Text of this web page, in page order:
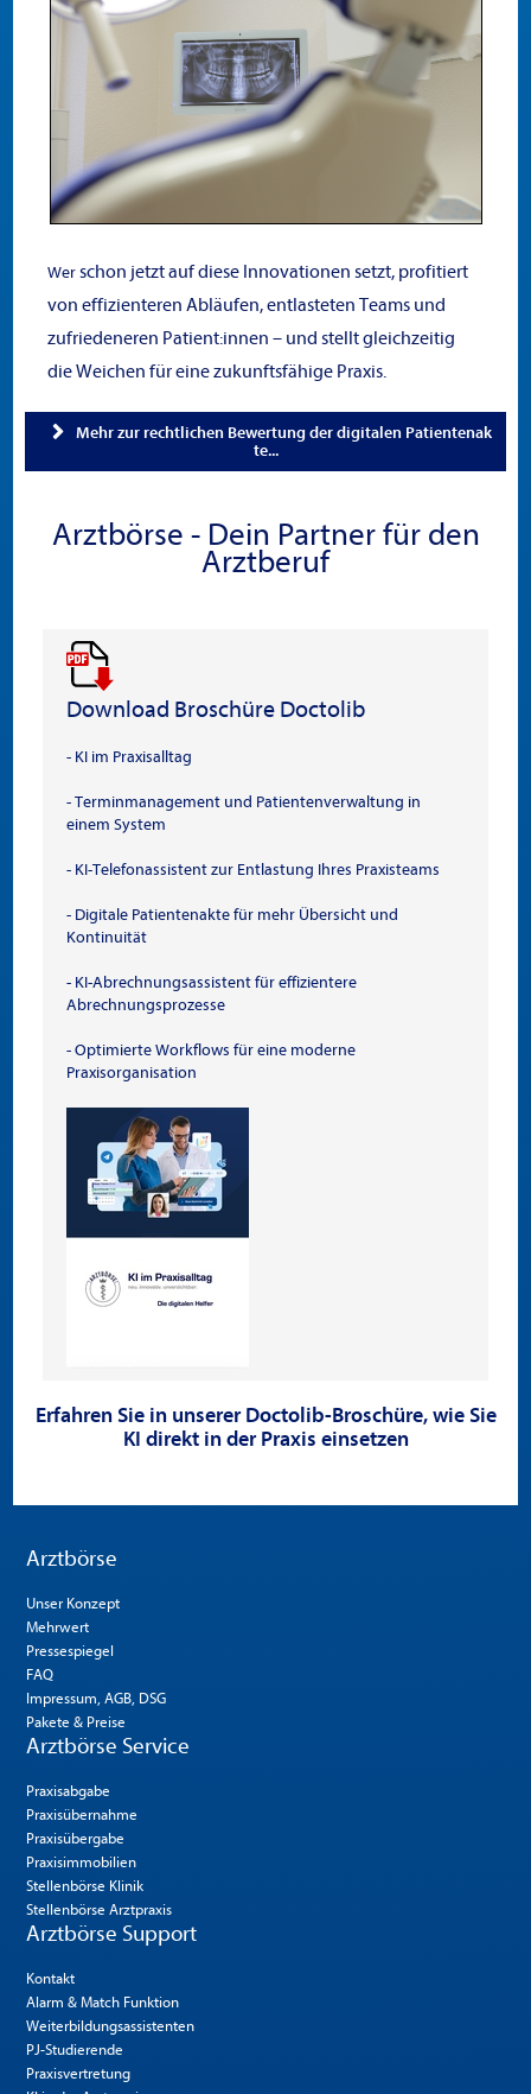
Werschon jetzt auf diese Innovationen setzt, profitiert
von effizienteren Abläufen, entlasteten Teams und
zufriedeneren Patient:innen – und stellt gleichzeitig
die Weichen für eine zukunftsfähige Praxis.
Mehr zur rechtlichen Bewertung der digitalen Patientenak
te...
Arztbörse - Dein Partner für den
Arztberuf
Download Broschüre Doctolib
- KI im Praxisalltag
- Terminmanagement und Patientenverwaltung in
einem System
- KI-Telefonassistent zur Entlastung Ihres Praxisteams
- Digitale Patientenakte für mehr Übersicht und
Kontinuität
- KI-Abrechnungsassistent für effizientere
Abrechnungsprozesse
- Optimierte Workflows für eine moderne
Praxisorganisation
Erfahren Sie in unserer Doctolib-Broschüre, wie Sie
KI direkt in der Praxis einsetzen
Arztbörse
Unser Konzept
Mehrwert
Pressespiegel
FAQ
Impressum, AGB, DSG
Pakete & Preise
Arztbörse Service
Praxisabgabe
Praxisübernahme
Praxisübergabe
Praxisimmobilien
Stellenbörse Klinik
Stellenbörse Arztpraxis
Arztbörse Support
Kontakt
Alarm & Match Funktion
Weiterbildungsassistenten
PJ-Studierende
Praxisvertretung